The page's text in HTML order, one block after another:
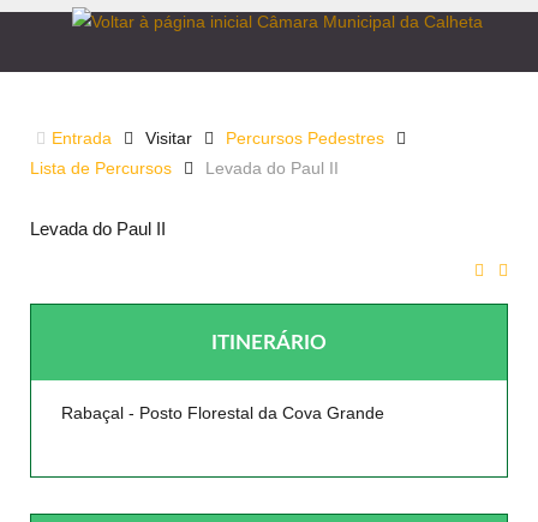
LEVADA DO PAUL II
Entrada Visitar
Percursos Pedestres
Lista de Percursos
Levada do Paul II
Levada do Paul II
ITINERÁRIO
Rabaçal - Posto Florestal da Cova Grande